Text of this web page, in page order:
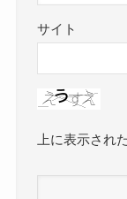
サイト
上に表示され